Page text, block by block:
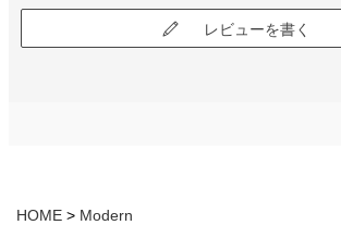
レビューを書く
HOME Modern